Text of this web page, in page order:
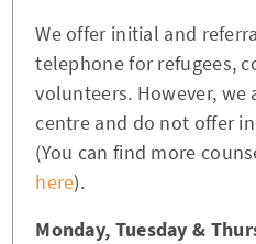
We offer initial and
telephone for refugees,
volunteers. However,
centre and do not offer
(You can find more
here).
Monday, Tuesday &